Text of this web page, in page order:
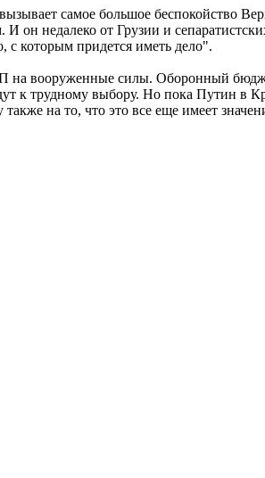
самое большое беспокойство
он недалеко от Грузии и
которым придется иметь дело".
вооруженные силы. Оборонный
к трудному выбору. Но пока Путин в
также на то, что это все еще имеет